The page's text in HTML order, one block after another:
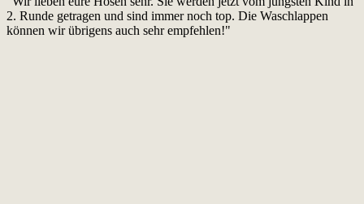
2. Runde getragen und sind immer noch top. Die Waschlappen
können wir übrigens auch sehr empfehlen!"